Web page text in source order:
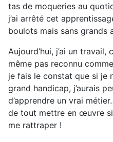
tas de moqueries au
j’ai arrêté cet
boulots mais sans grands
Aujourd’hui, j’ai un
même pas reconnu
je fais le constat que si je
grand handicap, j’aurais
d’apprendre un vrai
de tout mettre en œuvre
me rattraper !